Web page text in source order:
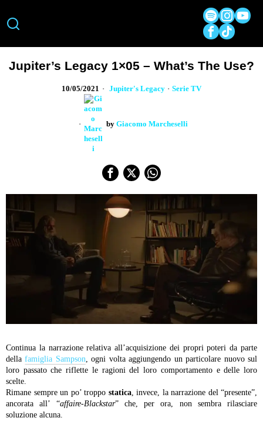
Jupiter’s Legacy 1×05 – What’s The Use?
10/05/2021 Jupiter's Legacy · Serie TV
by Giacomo Marcheselli
Continua la narrazione relativa all’acquisizione dei propri poteri da parte
dellafamiglia Sampson, ogni volta aggiungendo un particolare nuovo sul
loro passato che riflette le ragioni del loro comportamento e delle loro
scelte.
Rimane sempre un po’ troppo statica, invece, la narrazione del “presente”,
ancorata all’ “affaire-Blackstar” che, per ora, non sembra rilasciare
soluzione alcuna.